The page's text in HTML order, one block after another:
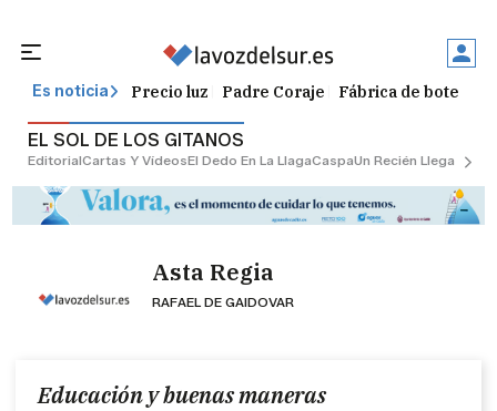
Es noticia Precio luz Padre Coraje Fábrica de botellas
EL SOL DE LOS GITANOS
EditorialCartas Y VídeosEl Dedo En La LlagaCaspaUn Recién Llegado
Asta Regia
RAFAEL DE GAIDOVAR
Educación y buenas maneras